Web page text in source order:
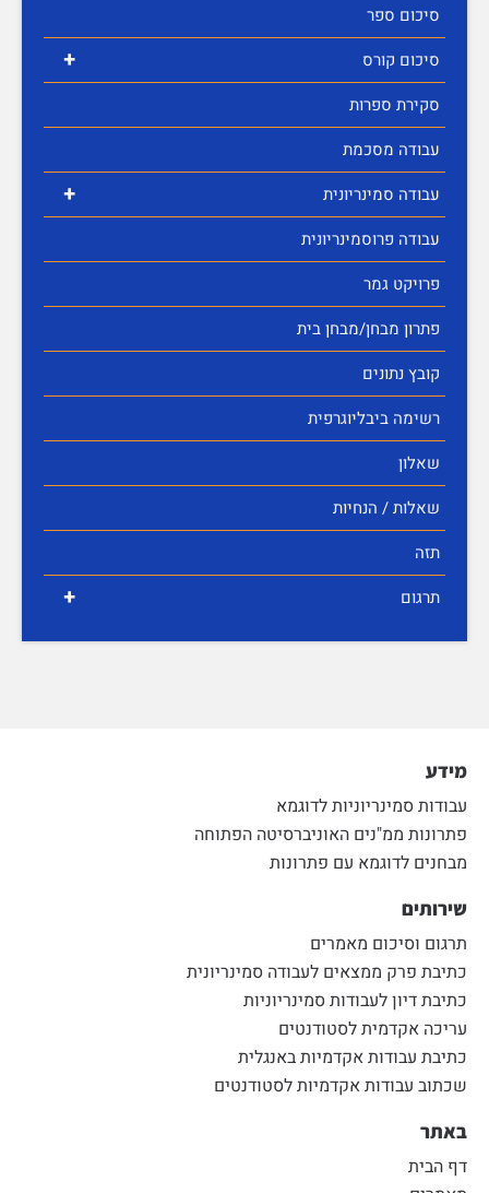
סיכום ספר
+
סיכום קורס
סקירת ספרות
עבודה מסכמת
+
עבודה סמינריונית
עבודה פרוסמינריונית
פרויקט גמר
פתרון מבחן/מבחן בית
קובץ נתונים
רשימה ביבליוגרפית
שאלון
שאלות / הנחיות
תזה
+ תרגום
מידע
עבודות סמינריוניות לדוגמא
פתרונות ממ"נים האוניברסיטה הפתוחה
מבחנים לדוגמא עם פתרונות
שירותים
תרגום וסיכום מאמרים
כתיבת פרק ממצאים לעבודה סמינריונית
כתיבת דיון לעבודות סמינריוניות
עריכה אקדמית לסטודנטים
כתיבת עבודות אקדמיות באנגלית
שכתוב עבודות אקדמיות לסטודנטים
באתר
דף הבית